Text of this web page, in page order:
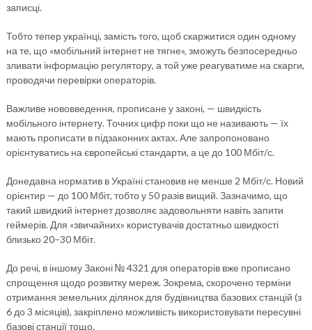
записці.
Тобто тепер українці, замість того, щоб скаржитися один одному
на те, що «мобільний інтернет не тягне», зможуть безпосередньо
зливати інформацію регулятору, а той уже реагуватиме на скарги,
проводячи перевірки операторів.
Важливе нововведення, прописане у законі, — швидкість
мобільного інтернету. Точних цифр поки що не називають — їх
мають прописати в підзаконних актах. Але запропоновано
орієнтуватись на європейські стандарти, а це до 100 Мбіт/с.
Донедавна норматив в Україні становив не менше 2 Мбіт/с. Новий
орієнтир — до 100 Мбіт, тобто у 50 разів вищий. Зазначимо, що
такий швидкий інтернет дозволяє задовольняти навіть запити
геймерів. Для «звичайних» користувачів достатньо швидкості
близько 20−30 Мбіт.
До речі, в іншому Законі № 4321 для операторів вже прописано
спрощення щодо розвитку мереж. Зокрема, скорочено терміни
отримання земельних ділянок для будівництва базових станцій (з
6 до 3 місяців), закріплено можливість використовувати пересувні
базові станції тощо.